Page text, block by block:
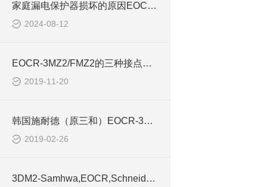
家庭漏电保护器损坏的原因EOCR-3MZ2
2024-08-12
EOCR-3MZ2/FMZ2的三种接点输出方式
2019-11-20
韩国施耐德（原三和）EOCR-3MZ2
2019-02-26
3DM2-Samhwa,EOCR,Schneider,旧换新表